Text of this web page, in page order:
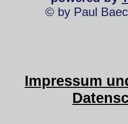
© by Paul
Impressum